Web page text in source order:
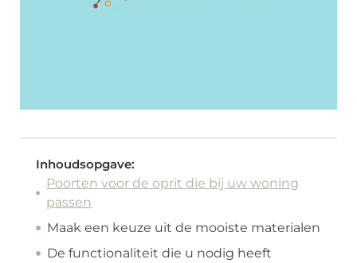
Inhoudsopgave:
Poorten voor de oprit die bij uw woning
passen
Maak een keuze uit de mooiste materialen
De functionaliteit die u nodig heeft